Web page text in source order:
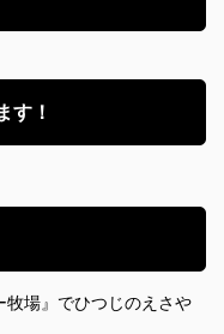
す！
牧場』でひつじのえさや